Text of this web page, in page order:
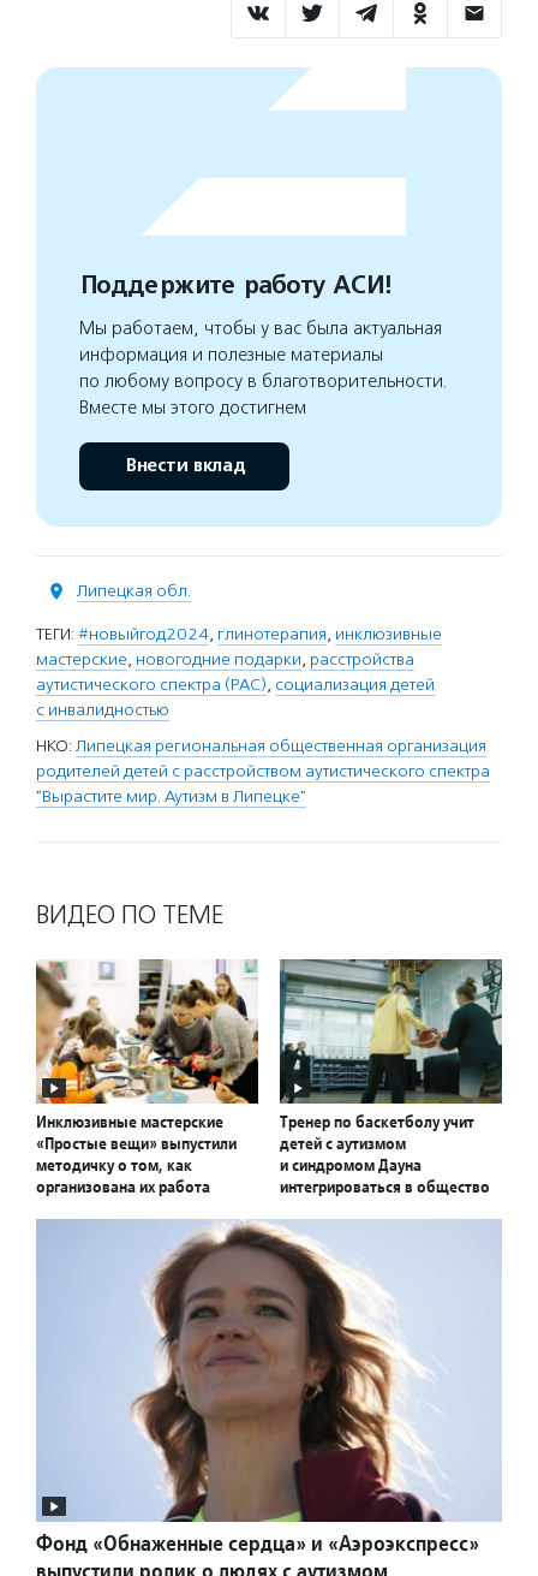
Поддержите работу АСИ!
Мы работаем, чтобы у вас была актуальная
информация и полезные материалы
по любому вопросу в благотворительности.
Вместе мы этого достигнем
Внести вклад
Липецкая обл.
ТЕГИ: #новыйгод2024, глинотерапия, инклюзивные
мастерские, новогодние подарки, расстройства
аутистического спектра (РАС), социализация детей
с инвалидностью
НКО: Липецкая региональная общественная организация
родителей детей с расстройством аутистического спектра
"Вырастите мир. Аутизм в Липецке"
ВИДЕО ПО ТЕМЕ
Инклюзивные мастерские
«Простые вещи» выпустили
методичку о том, как
организована их работа
Тренер по баскетболу учит
детей с аутизмом
и синдромом Дауна
интегрироваться в общество
Фонд «Обнаженные сердца» и «Аэроэкспресс»